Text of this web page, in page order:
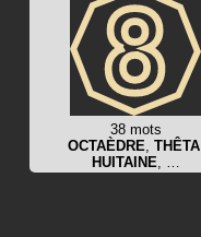
38 mots
OCTAÈDRE THÊTA,
HUITAINE